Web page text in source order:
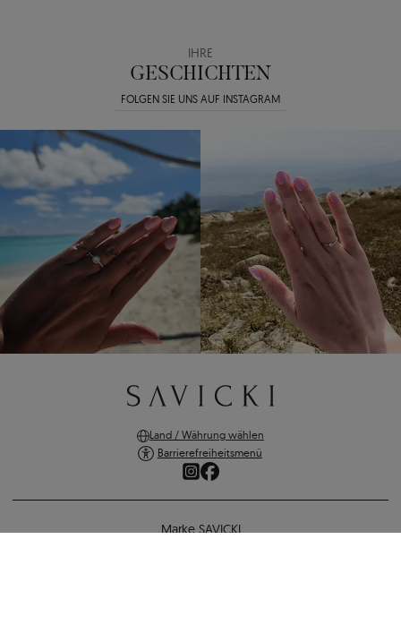
IHRE
GESCHICHTEN
FOLGEN SIE UNS AUF INSTAGRAM
Land / Währung wählen
Barrierefreiheitsmenü
Marke SAVICKI